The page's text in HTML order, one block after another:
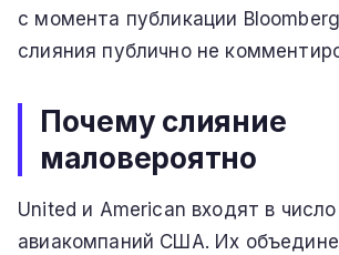
с момента публикации
слияния публично не
Почему слияние
маловероятно
United и American входят в
авиакомпаний США. Их